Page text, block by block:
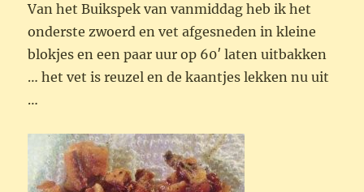
Van het Buikspek van vanmiddag heb ik het
onderste zwoerd en vet afgesneden in kleine
blokjes en een paar uur op 60′ laten uitbakken
… het vet is reuzel en de kaantjes lekken nu uit
…